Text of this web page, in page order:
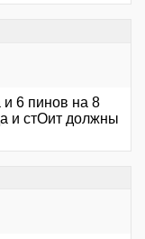
и 6 пинов на 8
и стОит должны